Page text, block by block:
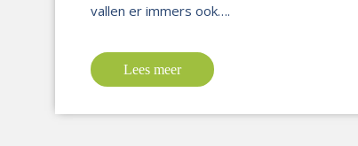
vallen er immers ook….
Lees meer